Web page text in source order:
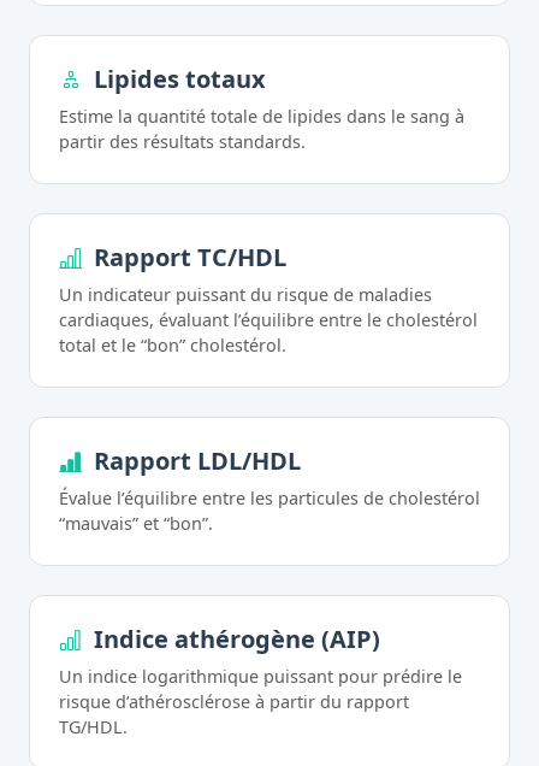
Lipides totaux
Estime la quantité totale de lipides dans le sang à
partir des résultats standards.
Rapport TC/HDL
Un indicateur puissant du risque de maladies
cardiaques, évaluant l’équilibre entre le cholestérol
total et le “bon” cholestérol.
Rapport LDL/HDL
Évalue l’équilibre entre les particules de cholestérol
“mauvais” et “bon”.
Indice athérogène (AIP)
Un indice logarithmique puissant pour prédire le
risque d’athérosclérose à partir du rapport
TG/HDL.